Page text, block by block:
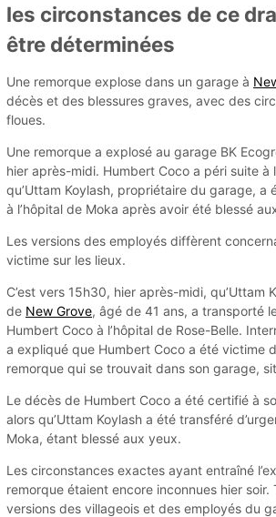
les circonstances de ce
être déterminées
Une remorque explose dans un garage à
décès et des blessures graves, avec des
floues.
Une remorque a explosé au garage BK
hier après-midi. Humbert Coco a péri suite à
qu’Uttam Koylash, propriétaire du garage, a
à l’hôpital de Moka après avoir été blessé
Les versions des employés diffèrent
victime sur les lieux.
C’est vers 15h30, hier après-midi, qu’Uttam
de New Grove, âgé de 41 ans, a transporté
Humbert Coco à l’hôpital de Rose-Belle.
a expliqué que Humbert Coco a été victime
remorque qui se trouvait dans son garage,
Le décès de Humbert Coco a été certifié à
alors qu’Uttam Koylash a été transféré
Moka, étant blessé aux yeux.
Les circonstances exactes ayant entraîné
remorque étaient encore inconnues hier soir.
versions des villageois et des employés du